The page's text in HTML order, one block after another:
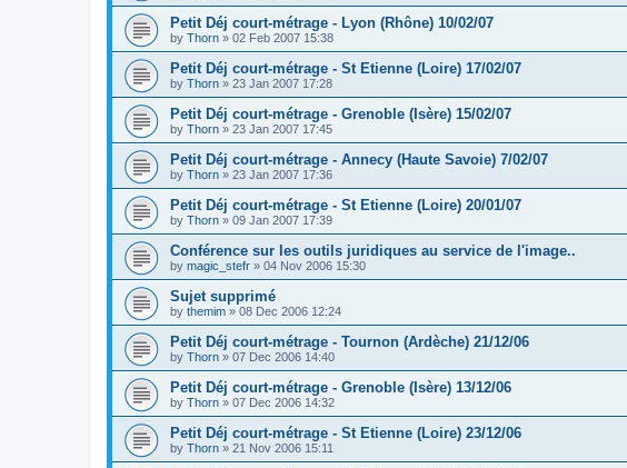
Petit Déj court-métrage - Lyon (Rhône) 10/02/07
by Thorn » 02 Feb 2007 15:38
Petit Déj court-métrage - St Etienne (Loire) 17/02/07
by Thorn » 23 Jan 2007 17:28
Petit Déj court-métrage - Grenoble (Isère) 15/02/07
by Thorn » 23 Jan 2007 17:45
Petit Déj court-métrage - Annecy (Haute Savoie) 7/02/07
by Thorn » 23 Jan 2007 17:36
Petit Déj court-métrage - St Etienne (Loire) 20/01/07
by Thorn » 09 Jan 2007 17:39
Conférence sur les outils juridiques au service de l'image..
by magic_stefr » 04 Nov 2006 15:30
Sujet supprimé
by themim » 08 Dec 2006 12:24
Petit Déj court-métrage - Tournon (Ardèche) 21/12/06
by Thorn » 07 Dec 2006 14:40
Petit Déj court-métrage - Grenoble (Isère) 13/12/06
by Thorn » 07 Dec 2006 14:32
Petit Déj court-métrage - St Etienne (Loire) 23/12/06
by Thorn » 21 Nov 2006 15:11